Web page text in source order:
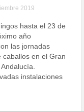
2019
hasta el 23 de
año
las jornadas
caballos en el Gran
instalaciones